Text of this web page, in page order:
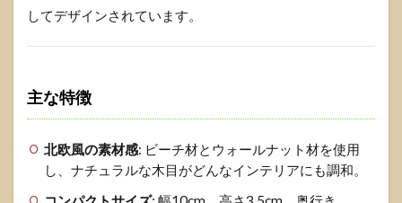
してデザインされています。
主な特徴
北欧風の素材感: ビーチ材とウォールナット材を使用
し、ナチュラルな木目がどんなインテリアにも調和。